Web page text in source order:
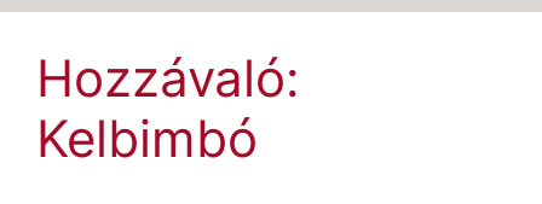
Hozzávaló:
Kelbimbó